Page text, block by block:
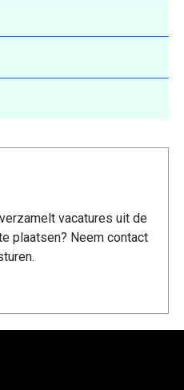
vacatures uit de
plaatsen? Neem contact